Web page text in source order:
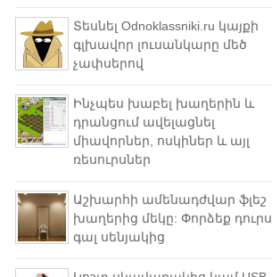
Տեսնել Odnoklassniki.ru կայքի
գլխավոր լուսանկարը մեծ
չափսերով
Ինչպես խաբել խաղերին և
դրանցում ավելացնել
միավորներ, ոսկիներ և այլ
ռեսուրսներ
Աշխարհի ամենադժվար ֆլեշ
խաղերից մեկը: Փորձեք դուրս
գալ սենյակից